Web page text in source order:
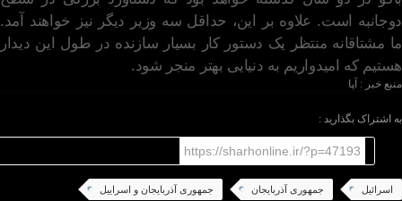
دوجانبه است. علاوه بر این، حداقل سه وزیر دیگر نیز خواهند آمد.
ما مشتاقانه منتظر یک دستور کار بسیار سازنده در طول این دیدار
هستیم که امیدواریم به دنیایی بهتر منجر شود.
منبع خبر : آپا
به اشتراک بگذارید :
https://sharhonline.ir/?p=47193
اسرائیل جمهوری آذربایجان جمهوری آذربایجان و اسراییل